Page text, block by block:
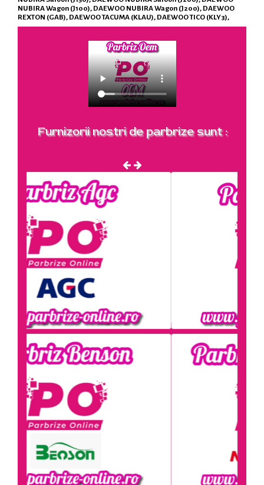
NUBIRA Wagon (J100), DAEWOO NUBIRA Wagon (J200), DAEWOO
REXTON (GAB), DAEWOO TACUMA (KLAU), DAEWOO TICO (KLY3),
Furnizorii nostri de parbrize sunt :